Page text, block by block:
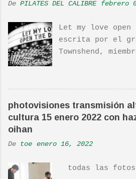
De PILATES DEL CALIBRE febrero
Let my love
escrita por el
Townshend,
Glass, del
a estar en el
es deliciosa de
ha sido
de veces. Aquí
ver una
por TOE hace
photovisiones transmisión
cultura 15 enero 2022 con
oihan
De toe enero 16, 2022
todas las fotos